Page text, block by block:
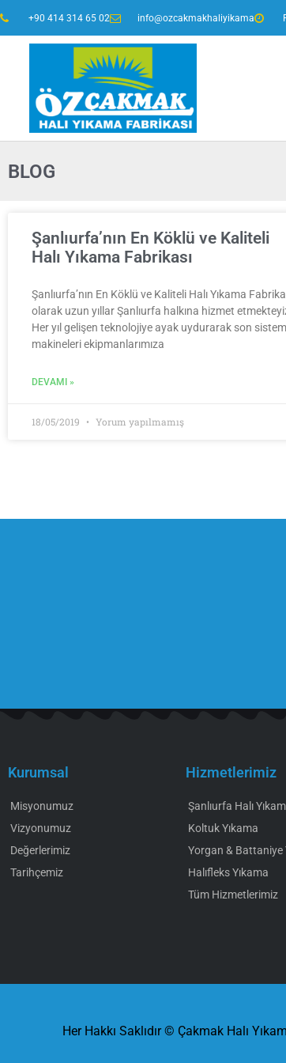
+90 414 314 65 02 info@ozcakmakhaliyikama
BLOG
Şanlıurfa’nın En Köklü ve Kaliteli
Halı Yıkama Fabrikası
Şanlıurfa’nın En Köklü ve Kaliteli Halı Yıkama
olarak uzun yıllar Şanlıurfa halkına hizmet
Her yıl gelişen teknolojiye ayak uydurarak son sistem
makineleri ekipmanlarımıza
DEVAMI »
18/05/2019 Yorum yapılmamış
Kurumsal
Misyonumuz
Vizyonumuz
Değerlerimiz
Tarihçemiz
Hizmetlerimiz
Şanlıurfa Halı
Koltuk Yıkama
Yorgan & Battaniye
Halıfleks Yıkama
Tüm Hizmetlerimiz
Her Hakkı Saklıdır © Çakmak Halı